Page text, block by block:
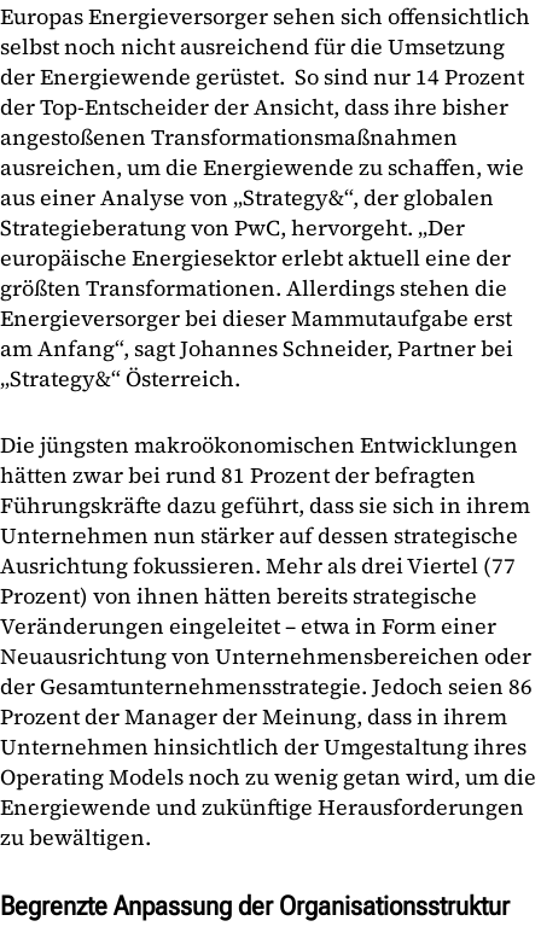
Europas Energieversorger sehen sich offensichtlich
selbst noch nicht ausreichend für die Umsetzung
der Energiewende gerüstet. So sind nur 14 Prozent
der Top-Entscheider der Ansicht, dass ihre bisher
angestoßenen Transformationsmaßnahmen
ausreichen, um die Energiewende zu schaffen, wie
aus einer Analyse von „Strategy&“, der globalen
Strategieberatung von PwC, hervorgeht. „Der
europäische Energiesektor erlebt aktuell eine der
größten Transformationen. Allerdings stehen die
Energieversorger bei dieser Mammutaufgabe erst
am Anfang“, sagt Johannes Schneider, Partner bei
„Strategy&“ Österreich.
Die jüngsten makroökonomischen Entwicklungen
hätten zwar bei rund 81 Prozent der befragten
Führungskräfte dazu geführt, dass sie sich in ihrem
Unternehmen nun stärker auf dessen strategische
Ausrichtung fokussieren. Mehr als drei Viertel (77
Prozent) von ihnen hätten bereits strategische
Veränderungen eingeleitet – etwa in Form einer
Neuausrichtung von Unternehmensbereichen oder
der Gesamtunternehmensstrategie. Jedoch seien 86
Prozent der Manager der Meinung, dass in ihrem
Unternehmen hinsichtlich der Umgestaltung ihres
Operating Models noch zu wenig getan wird, um die
Energiewende und zukünftige Herausforderungen
zu bewältigen.
Begrenzte Anpassung der Organisationsstruktur